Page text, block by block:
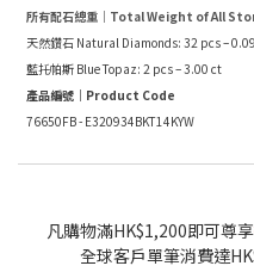
所有配石總重｜Total Weight of All
天然鑽石 Natural Diamonds: 32 pcs –
藍托帕斯 Blue Topaz: 2 pcs – 3.00 ct
產品編號｜Product Code
76650FB - E320934BKT14KYW
凡購物滿HK$1,200即可尊享
全球客戶單筆消費達